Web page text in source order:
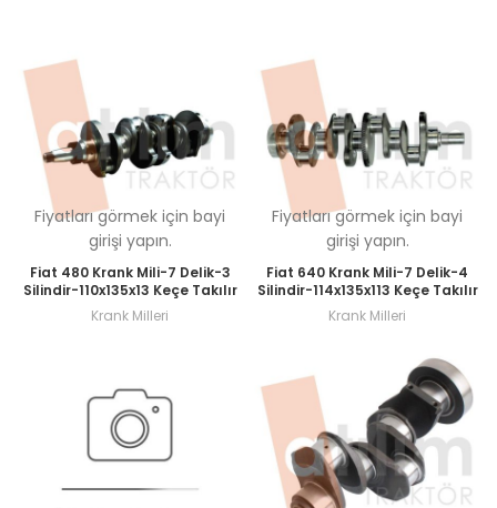
Fiyatları görmek için bayi
girişi yapın.
Fiat 480 Krank Mili-7 Delik-3
Silindir-110x135x13 Keçe Takılır
Krank Milleri
Fiyatları görmek için bayi
girişi yapın.
Fiat 640 Krank Mili-7 Delik-4
Silindir-114x135x113 Keçe Takılır
Krank Milleri